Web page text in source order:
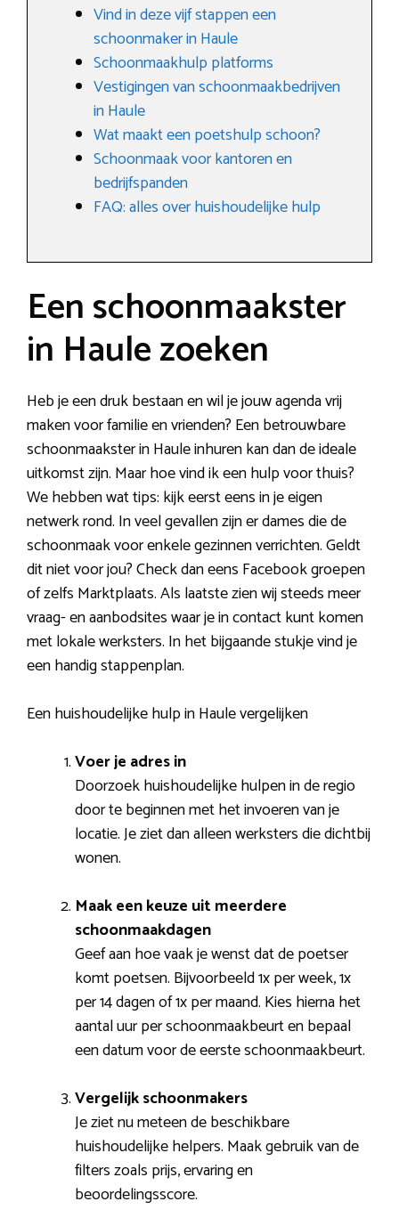
Vind in deze vijf stappen een
schoonmaker in Haule
Schoonmaakhulp platforms
Vestigingen van schoonmaakbedrijven
in Haule
Wat maakt een poetshulp schoon?
Schoonmaak voor kantoren en
bedrijfspanden
FAQ: alles over huishoudelijke hulp
Een schoonmaakster
in Haule zoeken
Heb je een druk bestaan en wil je jouw agenda vrij
maken voor familie en vrienden? Een betrouwbare
schoonmaakster in Haule inhuren kan dan de ideale
uitkomst zijn. Maar hoe vind ik een hulp voor thuis?
We hebben wat tips: kijk eerst eens in je eigen
netwerk rond. In veel gevallen zijn er dames die de
schoonmaak voor enkele gezinnen verrichten. Geldt
dit niet voor jou? Check dan eens Facebook groepen
of zelfs Marktplaats. Als laatste zien wij steeds meer
vraag- en aanbodsites waar je in contact kunt komen
met lokale werksters. In het bijgaande stukje vind je
een handig stappenplan.
Een huishoudelijke hulp in Haule vergelijken
Voer je adres in
Doorzoek huishoudelijke hulpen in de regio
door te beginnen met het invoeren van je
locatie. Je ziet dan alleen werksters die dichtbij
wonen.
Maak een keuze uit meerdere
schoonmaakdagen
Geef aan hoe vaak je wenst dat de poetser
komt poetsen. Bijvoorbeeld 1x per week, 1x
per 14 dagen of 1x per maand. Kies hierna het
aantal uur per schoonmaakbeurt en bepaal
een datum voor de eerste schoonmaakbeurt.
Vergelijk schoonmakers
Je ziet nu meteen de beschikbare
huishoudelijke helpers. Maak gebruik van de
filters zoals prijs, ervaring en
beoordelingsscore.